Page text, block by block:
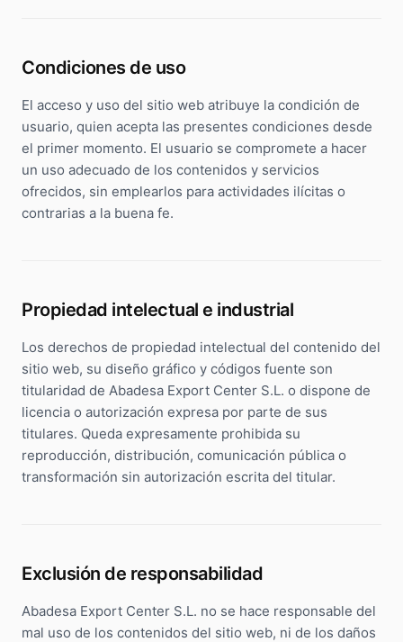
Condiciones de uso
El acceso y uso del sitio web atribuye la condición de
usuario, quien acepta las presentes condiciones desde
el primer momento. El usuario se compromete a hacer
un uso adecuado de los contenidos y servicios
ofrecidos, sin emplearlos para actividades ilícitas o
contrarias a la buena fe.
Propiedad intelectual e industrial
Los derechos de propiedad intelectual del contenido del
sitio web, su diseño gráfico y códigos fuente son
titularidad de Abadesa Export Center S.L. o dispone de
licencia o autorización expresa por parte de sus
titulares. Queda expresamente prohibida su
reproducción, distribución, comunicación pública o
transformación sin autorización escrita del titular.
Exclusión de responsabilidad
Abadesa Export Center S.L. no se hace responsable del
mal uso de los contenidos del sitio web, ni de los daños